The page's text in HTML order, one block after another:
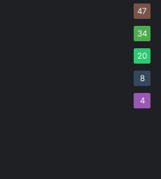
47
34
20
8
4